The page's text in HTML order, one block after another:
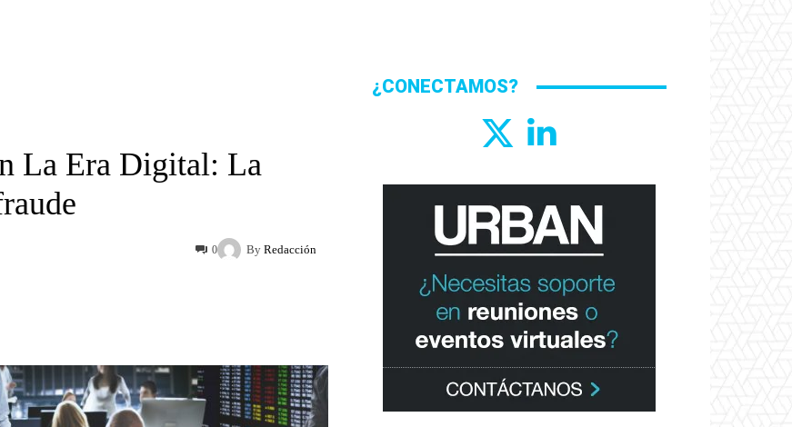
La Era Digital: La
By Redacción
0
¿CONECTAMOS?